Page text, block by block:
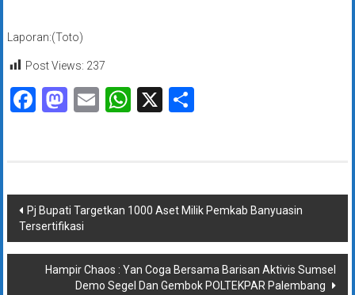
Laporan:(Toto)
Post Views: 237
Facebook
Mastodon
EmailWhatsApp
X
Navigasi
pos
Pj Bupati Targetkan 1000 Aset Milik Pemkab Banyuasin
Tersertifikasi
Hampir Chaos : Yan Coga Bersama Barisan Aktivis Sumsel
Demo Segel Dan Gembok POLTEKPAR Palembang